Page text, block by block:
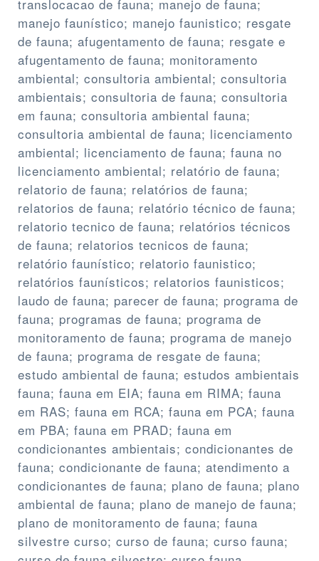
translocacao de fauna; manejo de fauna;
manejo faunístico; manejo faunistico; resgate
de fauna; afugentamento de fauna; resgate e
afugentamento de fauna; monitoramento
ambiental; consultoria ambiental; consultoria
ambientais; consultoria de fauna; consultoria
em fauna; consultoria ambiental fauna;
consultoria ambiental de fauna; licenciamento
ambiental; licenciamento de fauna; fauna no
licenciamento ambiental; relatório de fauna;
relatorio de fauna; relatórios de fauna;
relatorios de fauna; relatório técnico de fauna;
relatorio tecnico de fauna; relatórios técnicos
de fauna; relatorios tecnicos de fauna;
relatório faunístico; relatorio faunistico;
relatórios faunísticos; relatorios faunisticos;
laudo de fauna; parecer de fauna; programa de
fauna; programas de fauna; programa de
monitoramento de fauna; programa de manejo
de fauna; programa de resgate de fauna;
estudo ambiental de fauna; estudos ambientais
fauna; fauna em EIA; fauna em RIMA; fauna
em RAS; fauna em RCA; fauna em PCA; fauna
em PBA; fauna em PRAD; fauna em
condicionantes ambientais; condicionantes de
fauna; condicionante de fauna; atendimento a
condicionantes de fauna; plano de fauna; plano
ambiental de fauna; plano de manejo de fauna;
plano de monitoramento de fauna; fauna
silvestre curso; curso de fauna; curso fauna;